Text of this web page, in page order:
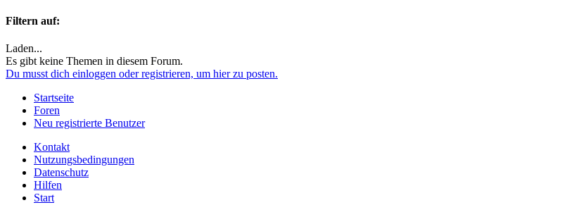
Filtern auf:
Laden...
Es gibt keine Themen in diesem Forum.
Du musst dich einloggen oder registrieren, um hier zu posten.
Startseite
Foren
Neu registrierte Benutzer
Kontakt
Nutzungsbedingungen
Datenschutz
Hilfen
Start